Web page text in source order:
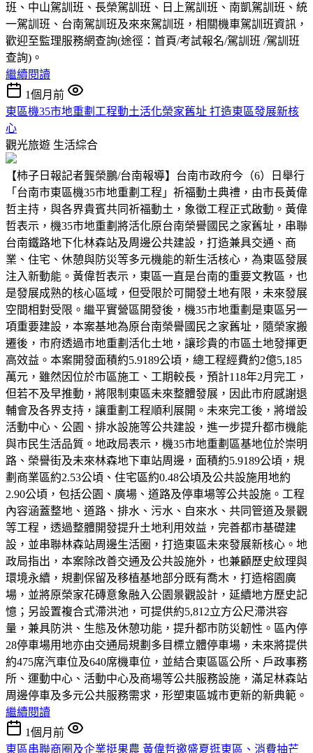
班、中山駕訓班、長榮駕訓班、日上駕訓班、南凱駕訓班、統
一駕訓班、台南駕訓班及來來駕訓班，相關機車駕訓班資訊，
歡迎至監理服務網查詢(途徑：首頁/考試報名/駕訓班 /駕訓班
查詢)。
繼續閱讀
1個月前
東區機35市地重劃工程動土活化榮家舊址 打造東區發展新核
心
觀光旅遊 生活綜合
【柿子日報記者龔榮鵬/台南報導】台南市政府今（6）日舉行
「台南市東區機35市地重劃工程」祈福動土典禮，由市長黃偉
哲主持，與各界貴賓共同祈福動土，象徵工程正式啟動。黃偉
哲表示，機35市地重劃將活化原台南榮譽國民之家舊址，串聯
台南鐵路地下化林森站及周邊公共建設，打造兼具交通、商
業、住宅、休憩與防災等多元機能的新生活核心，為東區發展
注入新動能。黃偉哲表示，東區一直是台南的重要文教區，也
是發展成熟的核心區域，但受限於可開發土地有限，未來發展
空間相對受限。繼平實營區開發後，機35市地重劃是東區另一
項重要建設，本案基地為原台南榮譽國民之家舊址，隨榮家搬
遷後，市府透過市地重劃活化土地，讓珍貴的市區土地發揮更
高效益。本案開發面積約5.9189公頃，總工程經費約2億5,185
萬元，雖然因位於市區施工、工期較長，預計118年2月完工，
但若不及早推動，將限制東區未來整體發展，因此市府感謝退
輔會及各界支持，讓重劃工程順利展開。未來完工後，將增設
活動中心、公園、排水設施等公共建設，進一步提升都市機能
與市民生活品質。地政局表示，機35市地重劃區基地位於崇明
路、榮譽街及未來林森地下車站周邊，面積約5.9189公頃，規
劃商業區約2.53公頃、住宅區約0.48公頃及公共設施用地約
2.90公頃，包括公園、廣場、道路及停車場等公共設施。工程
內容涵蓋整地、道路、排水、污水、自來水、共同管道及景觀
等工程，透過整體開發提升土地利用效益，完善都市基礎建
設，並串聯林森站周邊生活圈，打造東區未來發展新核心。地
政局指出，本案除改善交通及公共設施外，也兼顧歷史紋理與
環境永續，規劃保留及移植基地部分既有喬木，打造榕園廣
場，並將原榮家花磚意象融入公園景觀設計，延續地方歷史記
憶；另設置複合式滯洪池，可提供約5,812立方公尺滯洪容
量，兼具防洪、生態及休憩功能，提升都市防災韌性。區內停
28停車場用地亦由交通局規劃多目標立體停車場，未來將提供
約475席汽車位及640席機車位，並結合東區區公所、戶政事務
所、運動中心、活動中心及商場等公共服務設施，滿足林森站
周邊停車及多元公共服務需求，形塑東區城市更新的新典範。
繼續閱讀
1個月前
東區串聯商圈及企業挺果農 黃偉哲邀盛夏逛東區、消費抽芒